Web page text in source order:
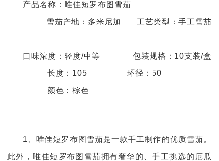
产品名称：唯佳短罗布图雪茄
雪茄产地：多米尼加 工艺类型：手工雪茄
口味浓度：轻度/中等 包装规格：10支装/盒
长度：105 环径：50
颜色：棕色
1、唯佳短罗布图雪茄是一款手工制作的优质雪茄。
此外，唯佳短罗布图雪茄拥有奢华的、手工挑选的厄瓜